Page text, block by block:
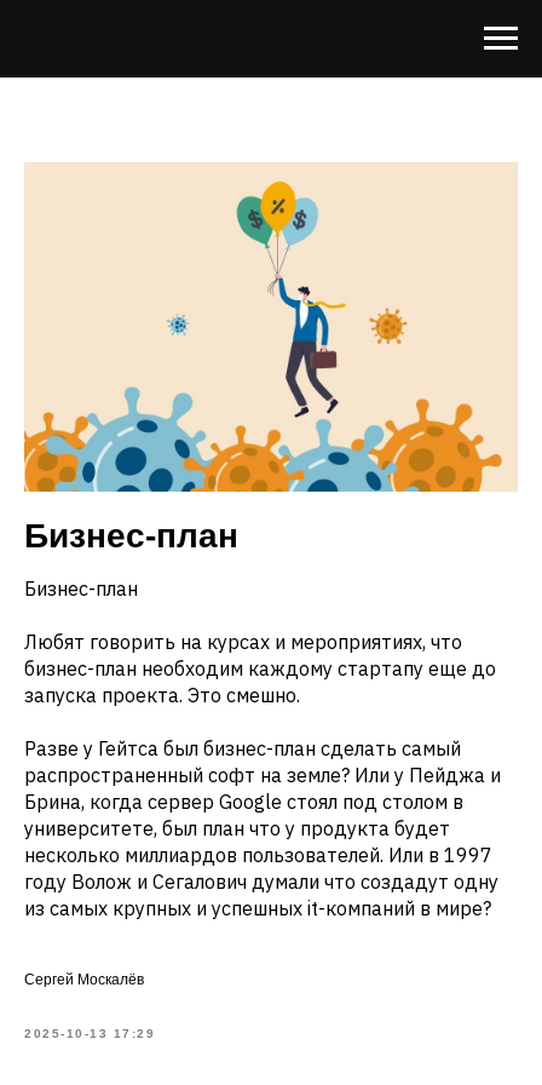
Бизнес-план
Бизнес-план
Любят говорить на курсах и мероприятиях, что
бизнес-план необходим каждому стартапу еще до
запуска проекта. Это смешно.
Разве у Гейтса был бизнес-план сделать самый
распространенный софт на земле? Или у Пейджа и
Брина, когда сервер Google стоял под столом в
университете, был план что у продукта будет
несколько миллиардов пользователей. Или в 1997
году Волож и Сегалович думали что создадут одну
из самых крупных и успешных it-компаний в мире?
Сергей Москалёв
2025-10-13 17:29